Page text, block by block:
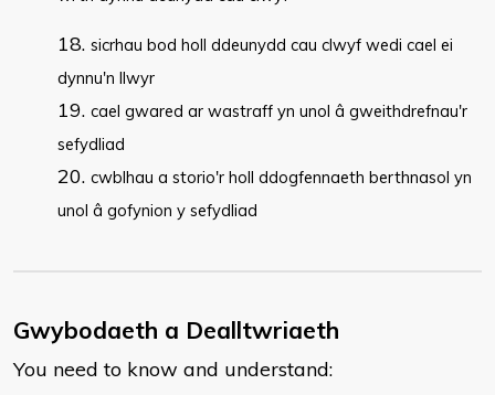
sicrhau bod holl ddeunydd cau clwyf wedi cael ei
dynnu'n llwyr
cael gwared ar wastraff yn unol â gweithdrefnau'r
sefydliad
cwblhau a storio'r holl ddogfennaeth berthnasol yn
unol â gofynion y sefydliad
Gwybodaeth a Dealltwriaeth
You need to know and understand: